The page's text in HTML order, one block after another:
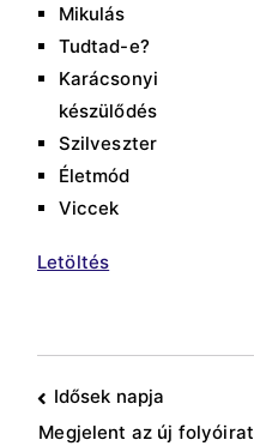
Mikulás
Tudtad-e?
Karácsonyi
készülődés
Szilveszter
Életmód
Viccek
Letöltés
Bejegyzés
Idősek napja
Megjelent az új folyóirat